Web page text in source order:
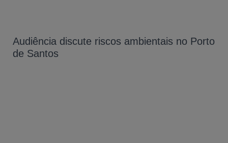
Audiência discute riscos ambientais no Porto
de Santos